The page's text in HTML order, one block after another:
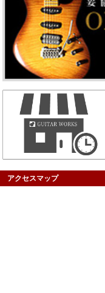
アクセスマップ